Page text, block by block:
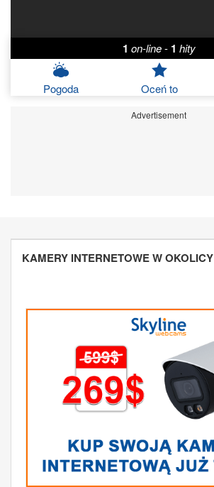
1 on-line - 1 hity
Pogoda Oceń to
Advertisement
KAMERY INTERNETOWE W OKOLICY